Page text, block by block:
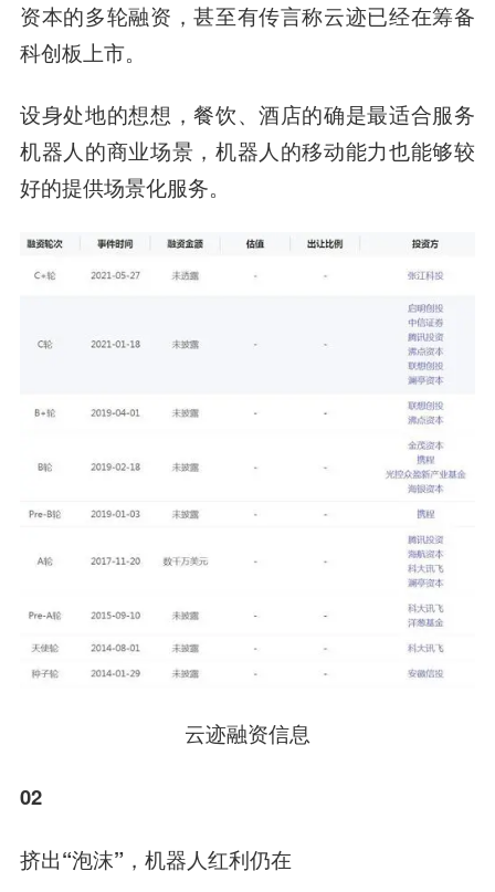
资本的多轮融资，甚至有传言称云迹已经在筹备
科创板上市。
设身处地的想想，餐饮、酒店的确是最适合服务
机器人的商业场景，机器人的移动能力也能够较
好的提供场景化服务。
云迹融资信息
02
挤出“泡沫”，机器人红利仍在